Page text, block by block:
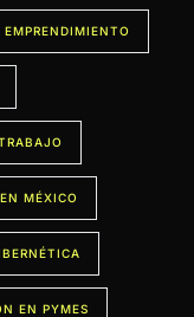
MÉXICO
EN PYMES